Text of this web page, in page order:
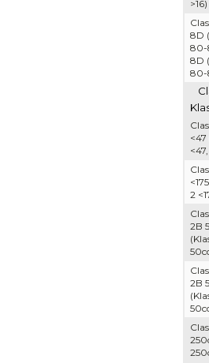
>16)
8D
80-
8D
80-
<47
2
2B
2B